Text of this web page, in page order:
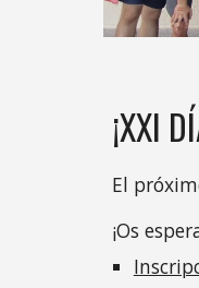
¡XXI
El
¡Os